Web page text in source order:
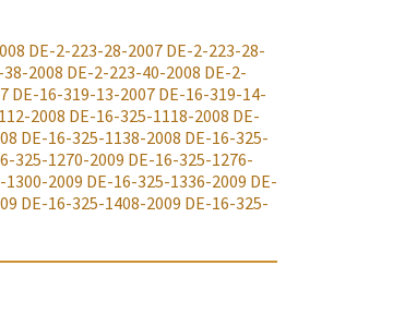
DE-2-223-28-2007 DE-2-223-28-
2008 DE-2-223-40-2008 DE-2-
DE-16-319-13-2007 DE-16-319-14-
2008 DE-16-325-1118-2008 DE-
DE-16-325-1138-2008 DE-16-325-
325-1270-2009 DE-16-325-1276-
1300-2009 DE-16-325-1336-2009 DE-
DE-16-325-1408-2009 DE-16-325-